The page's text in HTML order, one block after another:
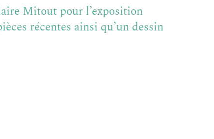
Mitout pour l’exposition
récentes ainsi qu’un dessin